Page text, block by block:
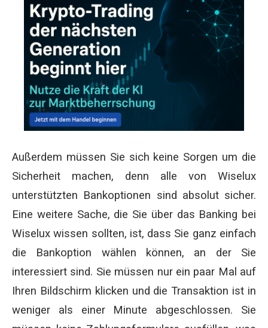
Außerdem müssen Sie sich keine Sorgen um die
Sicherheit machen, denn alle von Wiselux
unterstützten Bankoptionen sind absolut sicher.
Eine weitere Sache, die Sie über das Banking bei
Wiselux wissen sollten, ist, dass Sie ganz einfach
die Bankoption wählen können, an der Sie
interessiert sind. Sie müssen nur ein paar Mal auf
Ihren Bildschirm klicken und die Transaktion ist in
weniger als einer Minute abgeschlossen. Sie